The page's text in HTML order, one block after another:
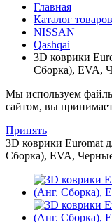
Главная
Каталог товаров
NISSAN
Qashqai
3D коврики
Сборка), EVA,
Мы используем
сайтом, вы
Принять
3D коврики Euromat
Сборка), EVA,